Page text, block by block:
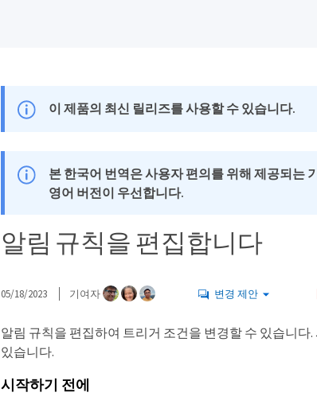
이 제품의 최신 릴리즈를 사용할 수 있습니다.
본 한국어 번역은 사용자 편의를 위해 제공되는
영어 버전이 우선합니다.
알림 규칙을 편집합니다
05/18/2023 기여자 변경 제안
알림 규칙을 편집하여 트리거 조건을 변경할 수 있습니
있습니다.
시작하기 전에